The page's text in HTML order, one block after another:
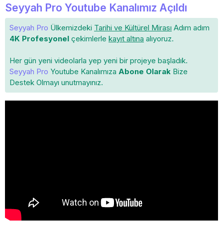
Seyyah Pro Youtube Kanalımız Açıldı
Seyyah Pro Ülkemizdeki Tarihi ve Kültürel Mirası Adım adım
4K Profesyonel çekimlerle kayıt altına alıyoruz.
Her gün yeni videolarla yep yeni bir projeye başladık.
Seyyah Pro Youtube Kanalımıza Abone Olarak Bize
Destek Olmayı unutmayınız.